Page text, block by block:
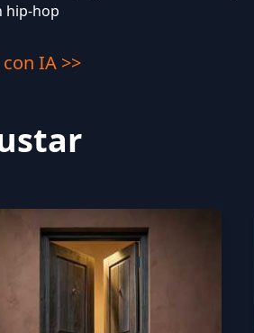
hip-hop
IA >>